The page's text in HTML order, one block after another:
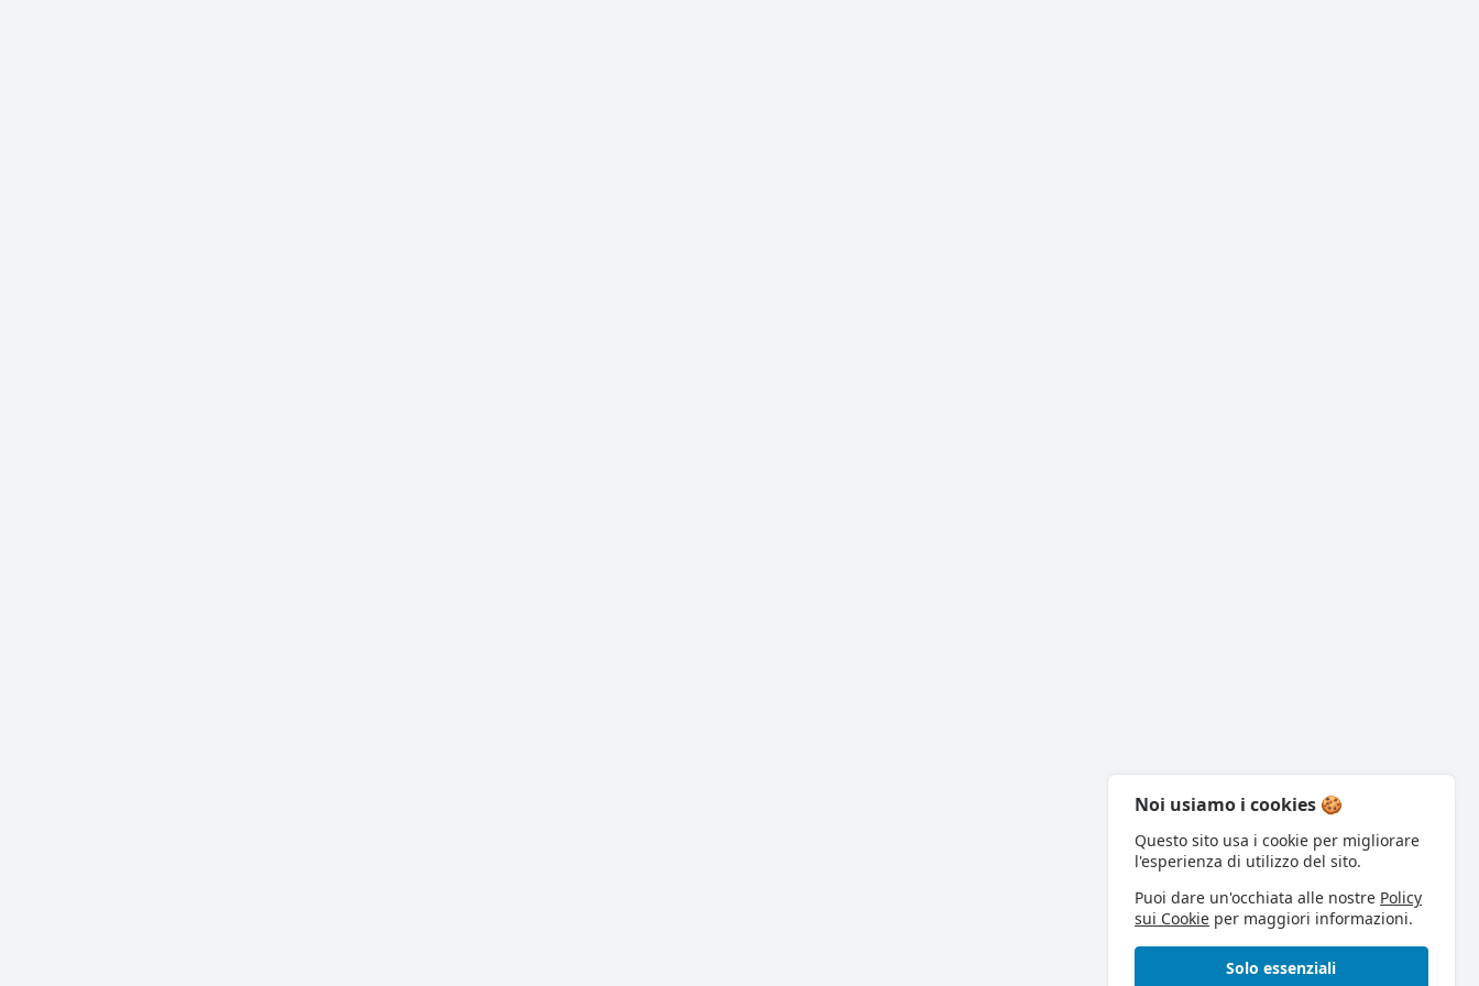
Noi usiamo i cookies 🍪
Questo sito usa i cookie per migliorare
l'esperienza di utilizzo del sito.
Puoi dare un'occhiata alle nostre Policy
sui Cookie per maggiori informazioni.
Solo essenziali